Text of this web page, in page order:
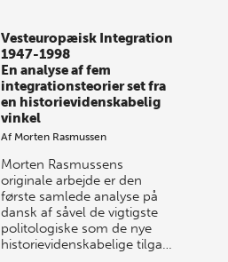
Vesteuropæisk Integration
1947-1998
En analyse af fem
integrationsteorier set fra
en historievidenskabelig
vinkel
Af Morten Rasmussen
Morten Rasmussens
originale arbejde er den
første samlede analyse på
dansk af såvel de vigtigste
politologiske som de nye
historievidenskabelige tilga…